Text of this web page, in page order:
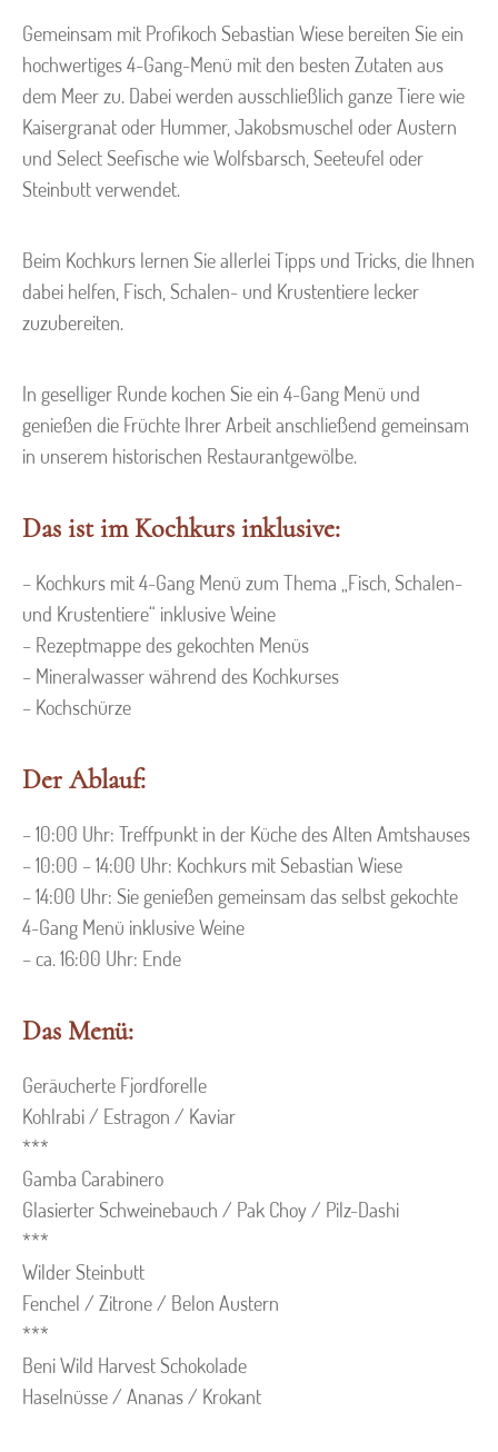
Gemeinsam mit Profikoch Sebastian Wiese bereiten Sie ein
hochwertiges 4-Gang-Menü mit den besten Zutaten aus
dem Meer zu. Dabei werden ausschließlich ganze Tiere wie
Kaisergranat oder Hummer, Jakobsmuschel oder Austern
und Select Seefische wie Wolfsbarsch, Seeteufel oder
Steinbutt verwendet.
Beim Kochkurs lernen Sie allerlei Tipps und Tricks, die Ihnen
dabei helfen, Fisch, Schalen- und Krustentiere lecker
zuzubereiten.
In geselliger Runde kochen Sie ein 4-Gang Menü und
genießen die Früchte Ihrer Arbeit anschließend gemeinsam
in unserem historischen Restaurantgewölbe.
Das ist im Kochkurs inklusive:
– Kochkurs mit 4-Gang Menü zum Thema „Fisch, Schalen-
und Krustentiere“ inklusive Weine
– Rezeptmappe des gekochten Menüs
– Mineralwasser während des Kochkurses
– Kochschürze
Der Ablauf:
– 10:00 Uhr: Treffpunkt in der Küche des Alten Amtshauses
– 10:00 – 14:00 Uhr: Kochkurs mit Sebastian Wiese
– 14:00 Uhr: Sie genießen gemeinsam das selbst gekochte
4-Gang Menü inklusive Weine
– ca. 16:00 Uhr: Ende
Das Menü:
Geräucherte Fjordforelle
Kohlrabi / Estragon / Kaviar
***
Gamba Carabinero
Glasierter Schweinebauch / Pak Choy / Pilz-Dashi
***
Wilder Steinbutt
Fenchel / Zitrone / Belon Austern
***
Beni Wild Harvest Schokolade
Haselnüsse / Ananas / Krokant